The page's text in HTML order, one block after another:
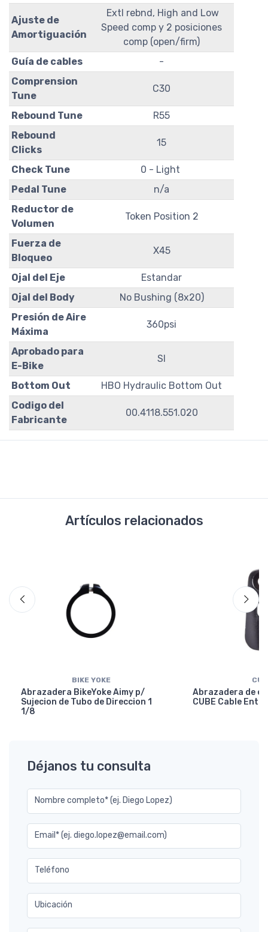
Ajuste de
Amortiguación
Extl rebnd, High and Low
Speed comp y 2 posiciones
comp (open/firm)
Guía de cables
-
Comprension
Tune
C30
Rebound Tune
R55
Rebound
Clicks
15
Check Tune
0 - Light
Pedal Tune
n/a
Reductor de
Volumen
Token Position 2
Fuerza de
Bloqueo
X45
Ojal del Eje
Estandar
Ojal del Body
No Bushing (8x20)
Presión de Aire
Máxima
360psi
Aprobado para
E-Bike
SI
Bottom Out
HBO Hydraulic Bottom Out
Codigo del
Fabricante
00.4118.551.020
Artículos relacionados
BIKE YOKE
Abrazadera BikeYoke Aimy p/
Sujecion de Tubo de Direccion 1
1/8
Abrazadera de
CUBE Cable
Déjanos tu consulta
Nombre completo* (ej. Diego Lopez)
Email* (ej. diego.lopez@email.com)
Teléfono
Ubicación